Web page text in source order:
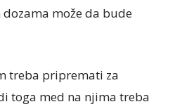
može da bude
treba pripremati za
toga med na njima treba